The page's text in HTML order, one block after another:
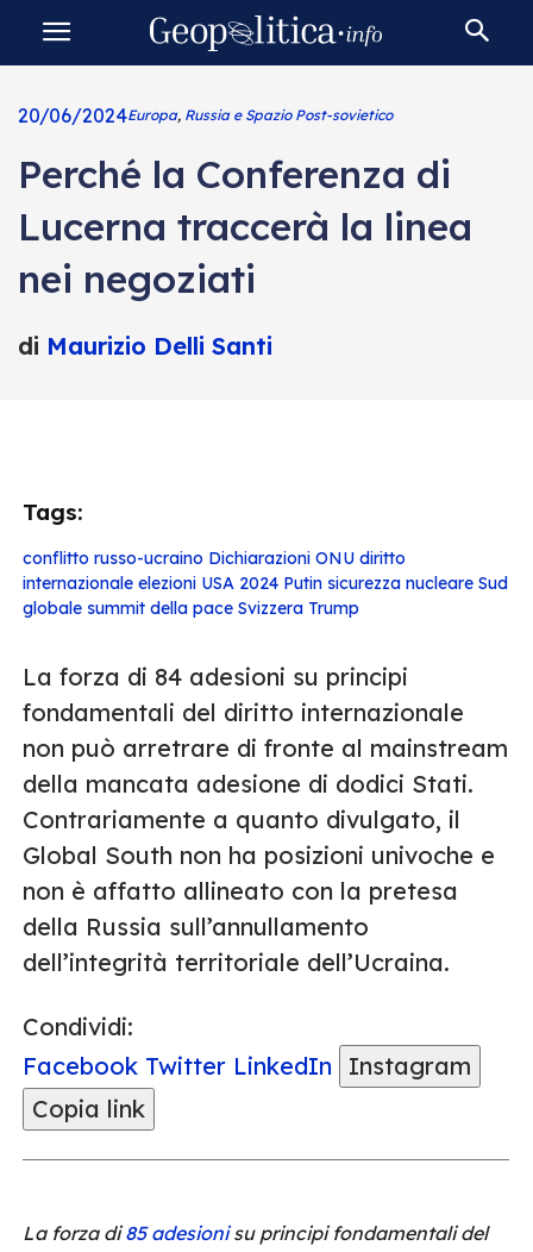
20/06/2024Europa, Russia e Spazio Post-sovietico
Perché la Conferenza di
Lucerna traccerà la linea
nei negoziati
di Maurizio Delli Santi
Tags:
conflitto russo-ucraino Dichiarazioni ONU diritto
internazionale elezioni USA 2024 Putin sicurezza nucleare Sud
globale summit della pace Svizzera Trump
La forza di 84 adesioni su principi
fondamentali del diritto internazionale
non può arretrare di fronte al mainstream
della mancata adesione di dodici Stati.
Contrariamente a quanto divulgato, il
Global South non ha posizioni univoche e
non è affatto allineato con la pretesa
della Russia sull’annullamento
dell’integrità territoriale dell’Ucraina.
Condividi:
Facebook Twitter LinkedIn
Instagram
Copia link
La forza di85 adesionisu principi fondamentali del